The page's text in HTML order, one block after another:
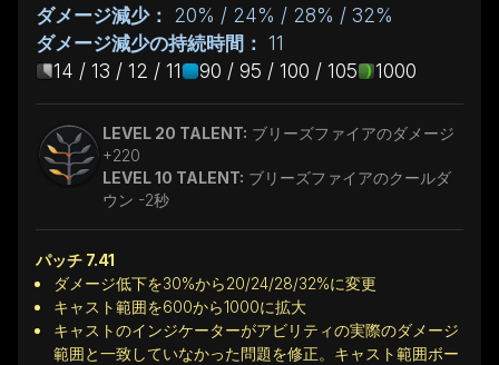
ダメージ減少：
20% / 24% / 28% / 32%
ダメージ減少の持続時間： 11
14 / 13 / 12 / 11
90 / 95 / 100 / 105 1000
LEVEL 20 TALENT: ブリーズファイアのダメージ
+220
LEVEL 10 TALENT: ブリーズファイアのクールダ
ウン -2秒
パッチ 7.41
ダメージ低下を30%から20/24/28/32%に変更
キャスト範囲を600から1000に拡大
キャストのインジケーターがアビリティの実際のダメージ
範囲と一致していなかった問題を修正。キャスト範囲ボー